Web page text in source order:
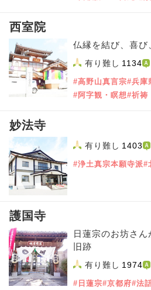
西室院
仏縁を結び、喜び
有り難し 1134
#高野山真言宗#兵庫
#阿字観・瞑想#祈祷
妙法寺
有り難し 1403
#浄土真宗本願寺派#
護国寺
日蓮宗のお坊さ
旧跡
有り難し 1974
#日蓮宗#京都府#法